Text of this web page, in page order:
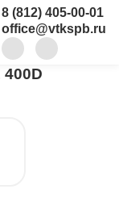
8 (812) 405-00-01
office@vtkspb.ru
400D